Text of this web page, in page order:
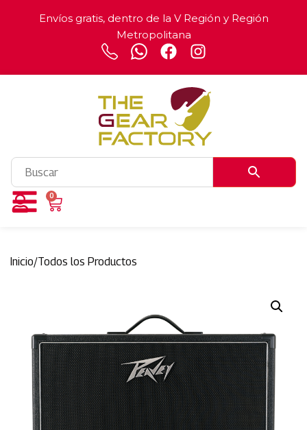
Envíos gratis, dentro de la V Región y Región
Metropolitana
0
Inicio/Todos los Productos